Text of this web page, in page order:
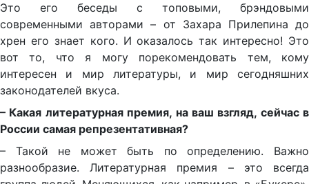
Это его беседы с топовыми, брэндовыми
современными авторами – от Захара Прилепина до
хрен его знает кого. И оказалось так интересно! Это
вот то, что я могу порекомендовать тем, кому
интересен и мир литературы, и мир сегодняшних
законодателей вкуса.
– Какая литературная премия, на ваш взгляд, сейчас в
России самая репрезентативная?
– Такой не может быть по определению. Важно
разнообразие. Литературная премия – это всегда